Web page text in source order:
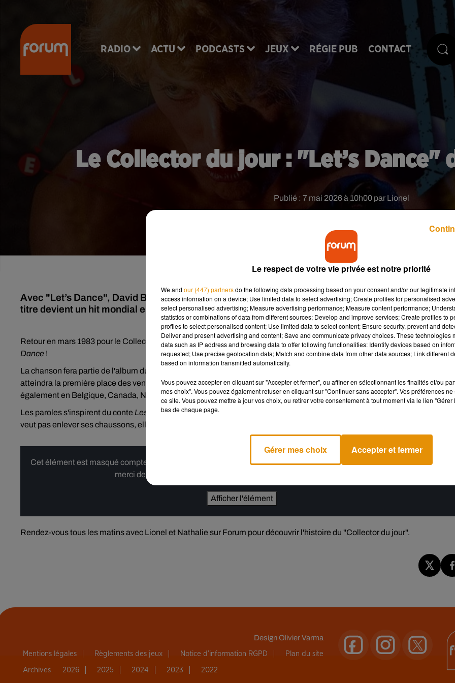
RADIO ACTU PODCASTS JEUX RÉGIE PUB CONTACT
Le Collector du jour : "Let’s Dance"
Publié : 7 mai 2026 à 10h00 par Lionel
Avec "Let’s Dance", David Bowie signe l’un de ses plus grands succès. Produit par Nile Rodgers,
titre devient un hit mondial en 1983.
Retour en mars 1983 pour le Collector du jour, avec un titre écrit par David Bowie, produit par Nile Rogers, de chic, c'est Let's
Dance !
La chanson fera partie de l'album du même nom qui sortira un mois plus tard, c'est le seul single de David Bowie qui
atteindra la première place des ventes à la fois en Grande-Bretagne et aux Etats-Unis. Numéro 1 aussi chez nous en
également en Belgique, Canada, Norvège, Nouvelle-Zélande, Suède, Suisse et aux Pays-Bas.
Les paroles s'inspirent du conte Les Chaussons Rouges
veut pas enlever ses chaussons, elle est condamnée à danser sans pouvoir s'arrêter avec ses chaussons collés aux pieds.
Cet élément est masqué compte-tenu du refus du dépôt de cookies que vous avez exprimé. Si vous souhaitez l'afficher,
merci de nous donner votre accord en cliquant sur le bouton ci-dessous.
Afficher l'élément
Rendez-vous tous les matins avec Lionel et Nathalie sur Forum pour découvrir l'histoire du "Collector du jour".
DesignOlivier Varma
Mentions légales Règlements des jeux Notice d’information RGPD Plan du site
Archives 2026 2025 2024 2023 2022
Le respect de votre vie privée est notre priorité
We and our (447) partnersdo the following data processing based on your consent and/or our legitimate
access information on a device; Use limited data to select advertising; Create profiles for personalised
select personalised advertising; Measure advertising performance; Measure content performance;
statistics or combinations of data from different sources; Develop and improve services; Create profiles to
profiles to select personalised content; Use limited data to select content; Ensure security, prevent and
Deliver and present advertising and content; Save and communicate privacy choices. These technologies
data such as IP address and browsing data to offer following functionalities: Identify devices based on
requested; Use precise geolocation data; Match and combine data from other data sources; Link different
based on information transmitted automatically.
Vous pouvez accepter en cliquant sur "Accepter et fermer", ou affiner en sélectionnant les finalités et/ou
mes choix". Vous pouvez également refuser en cliquant sur "Continuer sans accepter". Vos préférences
ce site. Vous pouvez mettre à jour vos choix, ou retirer votre consentement à tout moment via le lien
bas de chaque page.
Gérer mes choix Accepter et fermer